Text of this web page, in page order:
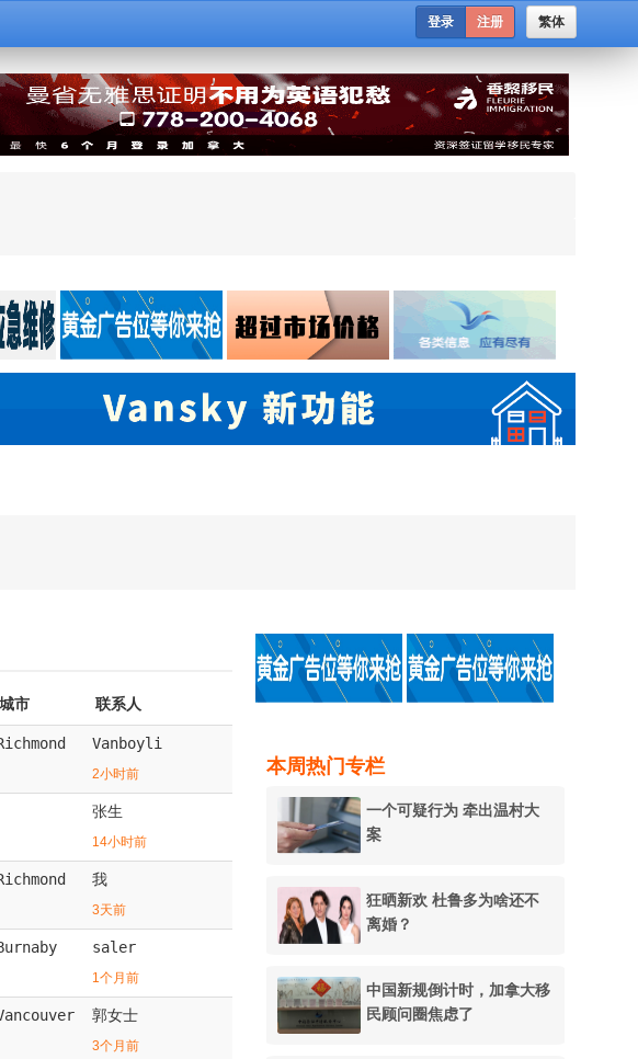
繁体
登录 注册
城市 联系人
Vanboyli
2小时前
张生
14小时前
我
3天前
saler
1个月前
郭女士
3个月前
本周热门专栏
一个可疑行为 牵出温村大
案
狂晒新欢 杜鲁多为啥还不
离婚？
中国新规倒计时，加拿大移
民顾问圈焦虑了